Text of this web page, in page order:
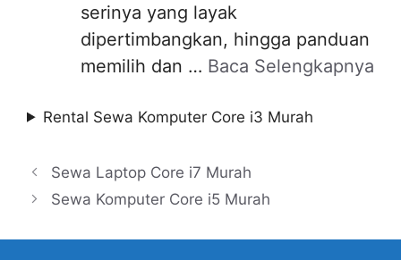
serinya yang layak
dipertimbangkan, hingga panduan
memilih dan … Baca Selengkapnya
Rental Sewa Komputer Core i3 Murah
Sewa Laptop Core i7 Murah
Sewa Komputer Core i5 Murah